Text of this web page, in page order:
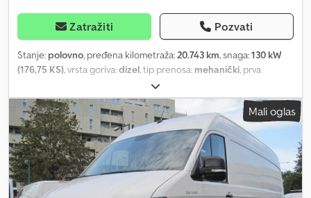
Zatražiti Pozvati
Stanje: polovno, pređena kilometraža:20.743 km, snaga:130 kW
(176,75 KS), vrsta goriva:dizel, tip prenosa: mehanički, prva
, ukupna težina:
nesreću, 1968 ccm (2,0 l) 130 kW 2) DAVA, 235/65 R 16C, 3640 mm
(L3), 6.5 J x 16 srebrne felne, 6-stepeni menjač G0K/G0L, od
07.2020, standard emisije Euro 6 CI, vazdušni jastuk vozača, pogon
na svim točkovima 4Motion, spoljašnji retrovizori (levo i desno)
konveksni sa integrisanim LED pokazivačima smera i
širokougaonim poljem, spoljašnji retrovizori konveksni sa
širokougaonim dodatkom, ručno podesivi spoljašnji retrovizori,
Mali oglas